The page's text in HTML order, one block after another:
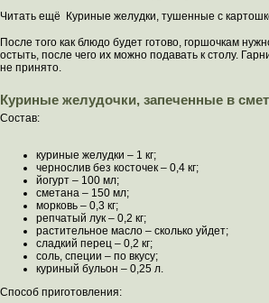
Читать ещё Куриные желудки, тушенные с
После того как блюдо будет готово, горшочкам
остыть, после чего их можно подавать к столу.
не принято.
Куриные желудочки, запеченные в
Состав:
куриные желудки – 1 кг;
чернослив без косточек – 0,4 кг;
йогурт – 100 мл;
сметана – 150 мл;
морковь – 0,3 кг;
репчатый лук – 0,2 кг;
растительное масло – сколько уйдет;
сладкий перец – 0,2 кг;
соль, специи – по вкусу;
куриный бульон – 0,25 л.
Способ приготовления: